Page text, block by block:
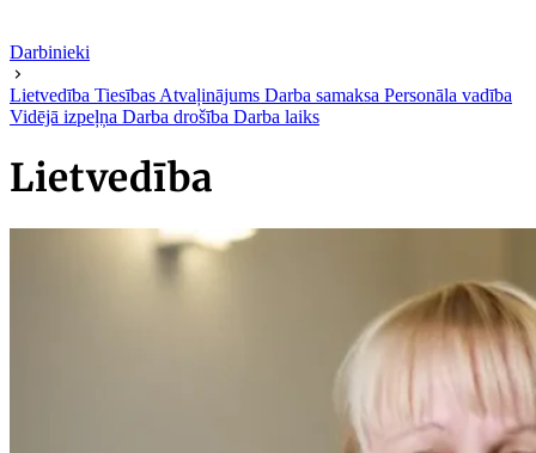
Darbinieki
Lietvedība Tiesības Atvaļinājums Darba samaksa Personāla vadība
Vidējā izpeļņa Darba drošība Darba laiks
Lietvedība